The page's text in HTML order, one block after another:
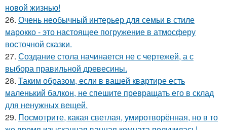
новой жизнью!
26. Очень необычный интерьер для семьи в стиле
марокко - это настоящее погружение в атмосферу
восточной сказки.
27. Создание стола начинается не с чертежей, а с
выбора правильной древесины.
28. Таким образом, если в вашей квартире есть
маленький балкон, не спешите превращать его в склад
для ненужных вещей.
29. Посмотрите, какая светлая, умиротворённая, но в то